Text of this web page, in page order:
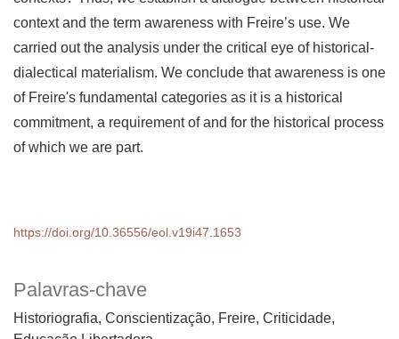
Palavras-chave
Historiografia Conscientização Freire Criticidade
context and the term awareness with Freire’s use. We
carried out the analysis under the critical eye of historical-
dialectical materialism. We conclude that awareness is one
of Freire's fundamental categories as it is a historical
commitment, a requirement of and for the historical process
of which we are part.
https://doi.org/10.36556/eol.v19i47.1653